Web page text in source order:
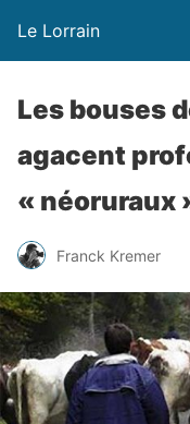
Le Lorrain
Les bouses
agacent
« néoruraux
Franck Kremer